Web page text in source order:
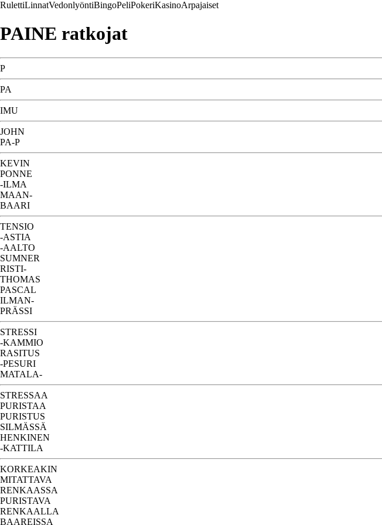
RulettiLinnatVedonlyöntiBingoPeliPokeriKasinoArpajaiset
PAINE ratkojat
P
PA
IMU
JOHN
PA-P
KEVIN
PONNE
-ILMA
MAAN-
BAARI
TENSIO
-ASTIA
-AALTO
SUMNER
RISTI-
THOMAS
PASCAL
ILMAN-
PRÄSSI
STRESSI
-KAMMIO
RASITUS
-PESURI
MATALA-
STRESSAA
PURISTAA
PURISTUS
SILMÄSSÄ
HENKINEN
-KATTILA
KORKEAKIN
MITATTAVA
RENKAASSA
PURISTAVA
RENKAALLA
BAAREISSA